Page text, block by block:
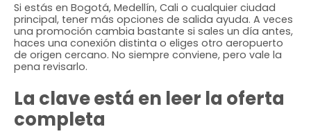
Si estás en Bogotá, Medellín, Cali o cualquier ciudad
principal, tener más opciones de salida ayuda. A veces
una promoción cambia bastante si sales un día antes,
haces una conexión distinta o eliges otro aeropuerto
de origen cercano. No siempre conviene, pero vale la
pena revisarlo.
La clave está en leer la oferta
completa